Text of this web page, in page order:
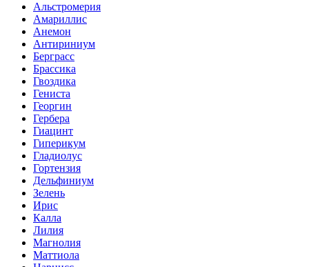
Альстромерия
Амариллис
Анемон
Антириниум
Берграсс
Брассика
Гвоздика
Гениста
Георгин
Гербера
Гиацинт
Гиперикум
Гладиолус
Гортензия
Дельфиниум
Зелень
Ирис
Калла
Лилия
Магнолия
Маттиола